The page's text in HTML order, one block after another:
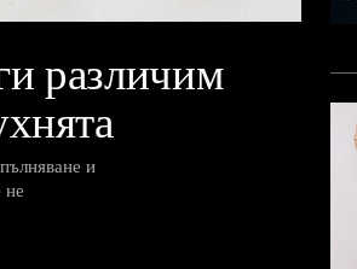
различим
и
не